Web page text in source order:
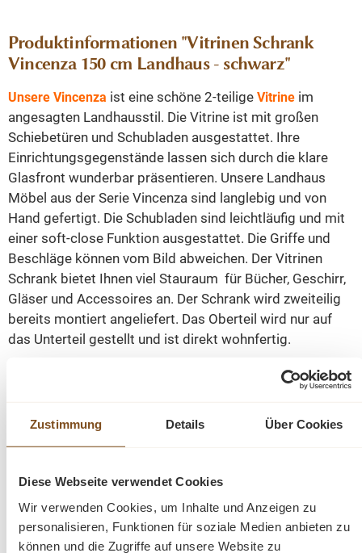
Zustimmung Details Über Cookies
Diese Webseite verwendet Cookies
Wir verwenden Cookies, um Inhalte und Anzeigen zu
personalisieren, Funktionen für soziale Medien anbieten zu
können und die Zugriffe auf unsere Website zu
Produktinformationen "Vitrinen Schrank
Vincenza 150 cm Landhaus - schwarz"
Unsere Vincenza ist eine schöne 2-teilige Vitrine im
angesagten Landhausstil. Die Vitrine ist mit großen
Schiebetüren und Schubladen ausgestattet. Ihre
Einrichtungsgegenstände lassen sich durch die klare
Glasfront wunderbar präsentieren. Unsere Landhaus
Möbel aus der Serie Vincenza sind langlebig und von
Hand gefertigt. Die Schubladen sind leichtläufig und mit
einer soft-close Funktion ausgestattet. Die Griffe und
Beschläge können vom Bild abweichen. Der Vitrinen
Schrank bietet Ihnen viel Stauraum für Bücher, Geschirr,
Gläser und Accessoires an. Der Schrank wird zweiteilig
bereits montiert angeliefert. Das Oberteil wird nur auf
das Unterteil gestellt und ist direkt wohnfertig.
Finden Sie bei uns viele schöne Landhausmöbel:
und Stühle. Fertig montiert und direkt nach Hause
geliefert.
Höhe Oberteil: 130cm